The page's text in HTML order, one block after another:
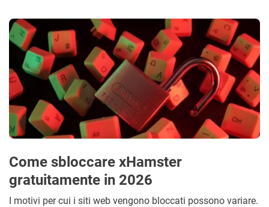
Come sbloccare xHamster
gratuitamente in 2026
I motivi per cui i siti web vengono bloccati possono variare.